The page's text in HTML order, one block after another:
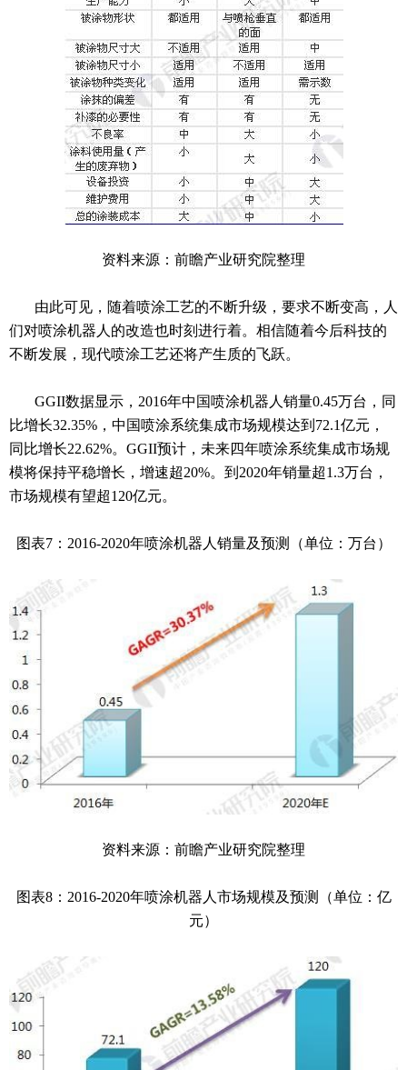
资料来源：前瞻产业研究院整理
由此可见，随着喷涂工艺的不断升级，要求不断变高，人
们对喷涂机器人的改造也时刻进行着。相信随着今后科技的
不断发展，现代喷涂工艺还将产生质的飞跃。
GGII数据显示，2016年中国喷涂机器人销量0.45万台，同
比增长32.35%，中国喷涂系统集成市场规模达到72.1亿元，
同比增长22.62%。GGII预计，未来四年喷涂系统集成市场规
模将保持平稳增长，增速超20%。到2020年销量超1.3万台，
市场规模有望超120亿元。
图表7：2016-2020年喷涂机器人销量及预测（单位：万台）
资料来源：前瞻产业研究院整理
图表8：2016-2020年喷涂机器人市场规模及预测（单位：亿
元）